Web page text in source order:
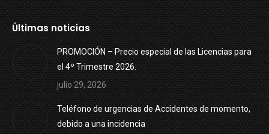
Últimas noticias
PROMOCIÓN – Precio especial de las Licencias para
el 4º Trimestre 2026.
julio 29, 2026
Teléfono de urgencias de Accidentes de momento,
debido a una incidencia